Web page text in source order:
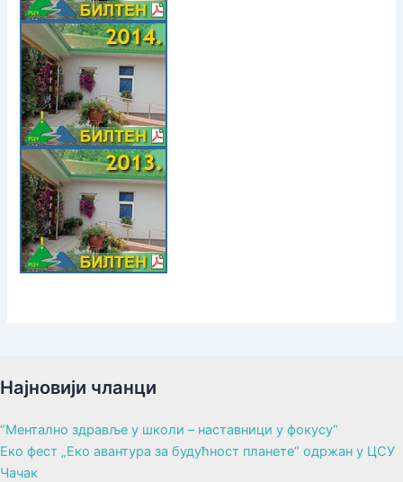
Најновији чланци
“Ментално здравље у школи – наставници у фокусу“
Еко фест „Еко авантура за будућност планете“ одржан у ЦСУ
Чачак